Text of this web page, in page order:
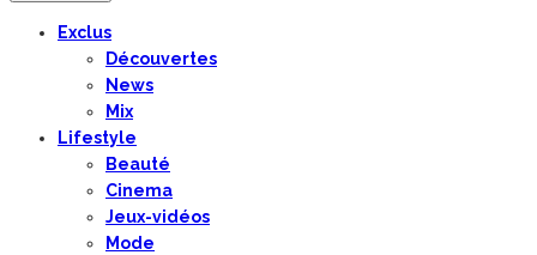
Exclus
Découvertes
News
Mix
Lifestyle
Beauté
Cinema
Jeux-vidéos
Mode